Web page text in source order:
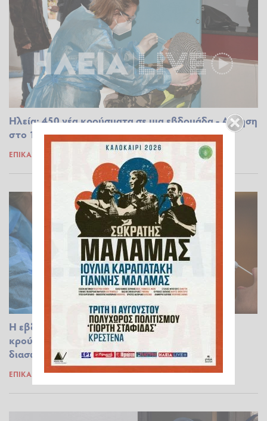
Ηλεία: 450 νέα κρούσματα σε μια εβδομάδα - Αύξηση
στο 16%
ΕΠΊΚΑΙΡΑ
Η εβδομαδιαία έκθεση για τον κορονοϊό: 36.146
κρούσματα - 381 στην Ηλεία - 111 θάνατοι, 85
διασωληνωμένοι
ΕΠΊΚΑΙΡΑ 20.09.2022 17:13